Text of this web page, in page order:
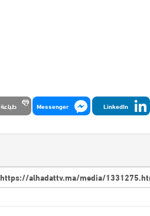
LinkedIn
Messenger طباعة